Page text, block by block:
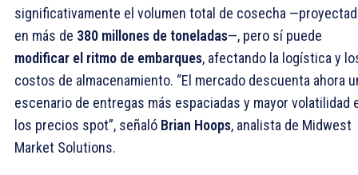
significativamente el volumen total de cosecha
en más de 380 millones de toneladas—, pero sí puede
modificar el ritmo de embarques, afectando la logística y
costos de almacenamiento. “El mercado descuenta ahora
escenario de entregas más espaciadas y mayor volatilidad
los precios spot”, señaló Brian Hoops, analista de Midwest
Market Solutions.